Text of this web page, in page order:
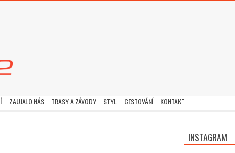
ZAUJALO NÁS TRASY A ZÁVODY STYL CESTOVÁNÍ KONTAKT
INSTAGRAM